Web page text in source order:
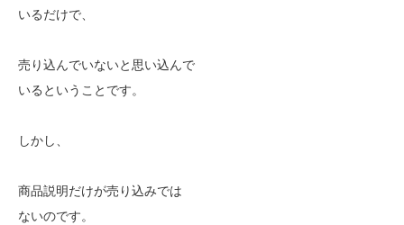
いるだけで、
売り込んでいないと思い込んで
いるということです。
しかし、
商品説明だけが売り込みでは
ないのです。